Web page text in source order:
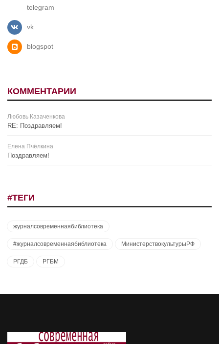
telegram
vk
blogspot
КОММЕНТАРИИ
Любовь Казаченкова
RE: Поздравляем!
Елена Пчёлкина
Поздравляем!
#ТЕГИ
журналсовременнаябиблиотека
#журналсовременнаябиблиотека МинистерствокультурыРФ
РГДБ РГБМ